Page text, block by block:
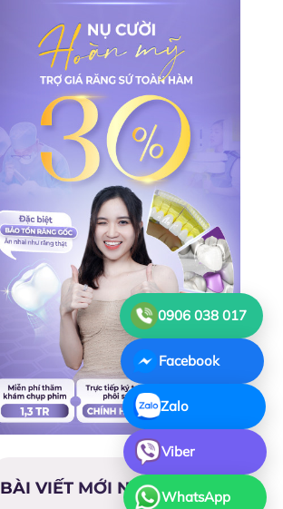
BÀI VIẾT MỚI NHẤT
0906 038 017
Facebook
Zalo
Viber
WhatsApp